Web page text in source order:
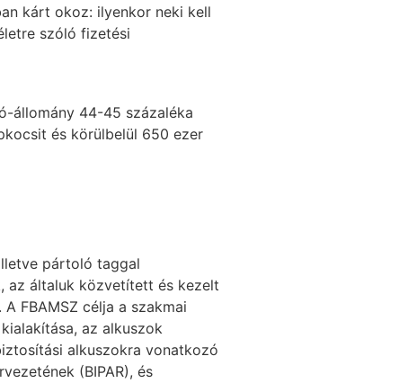
kárt okoz: ilyenkor neki kell
szóló fizetési
állomány 44-45 százaléka
és körülbelül 650 ezer
pártoló taggal
az általuk közvetített és kezelt
FBAMSZ célja a szakmai
az alkuszok
alkuszokra vonatkozó
(BIPAR), és